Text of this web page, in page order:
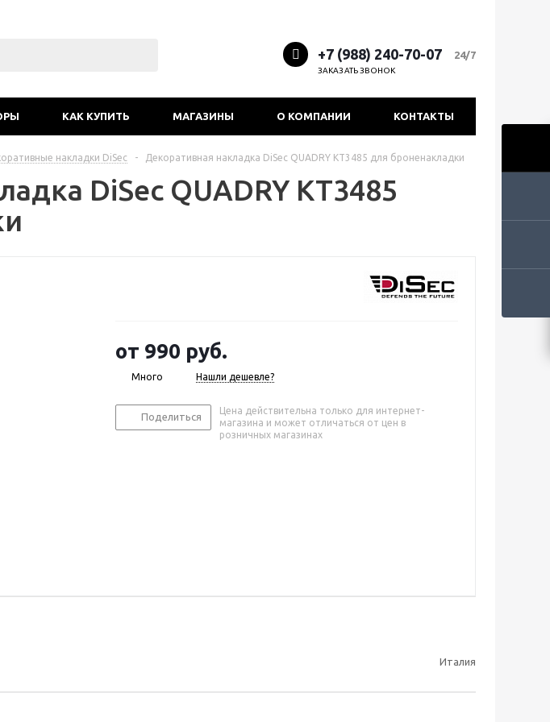
+7 (988) 240-70-07 24/7
ЗАКАЗАТЬ ЗВОНОК
КАК КУПИТЬ МАГАЗИНЫ О КОМПАНИИ КОНТАКТЫ
накладки DiSec - Декоративная накладка DiSec QUADRY KT3485 для броненакладки
DiSec QUADRY KT3485
от 990 руб.
Много Нашли дешевле?
Поделиться
Цена действительна только для интернет-
магазина и может отличаться от цен в
розничных магазинах
Италия